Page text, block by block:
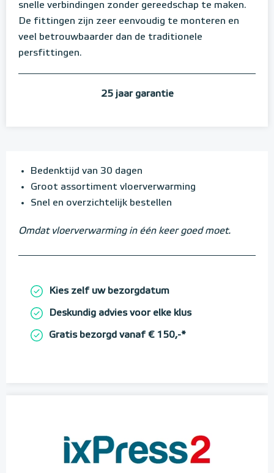
snelle verbindingen zonder gereedschap te maken.
De fittingen zijn zeer eenvoudig te monteren en
veel betrouwbaarder dan de traditionele
persfittingen.
25 jaar garantie
Bedenktijd van 30 dagen
Groot assortiment vloerverwarming
Snel en overzichtelijk bestellen
Omdat vloerverwarming in één keer goed moet.
Kies zelf uw bezorgdatum
Deskundig advies voor elke klus
Gratis bezorgd vanaf € 150,-*